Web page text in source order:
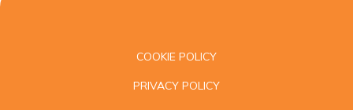
COOKIE POLICY
PRIVACY POLICY